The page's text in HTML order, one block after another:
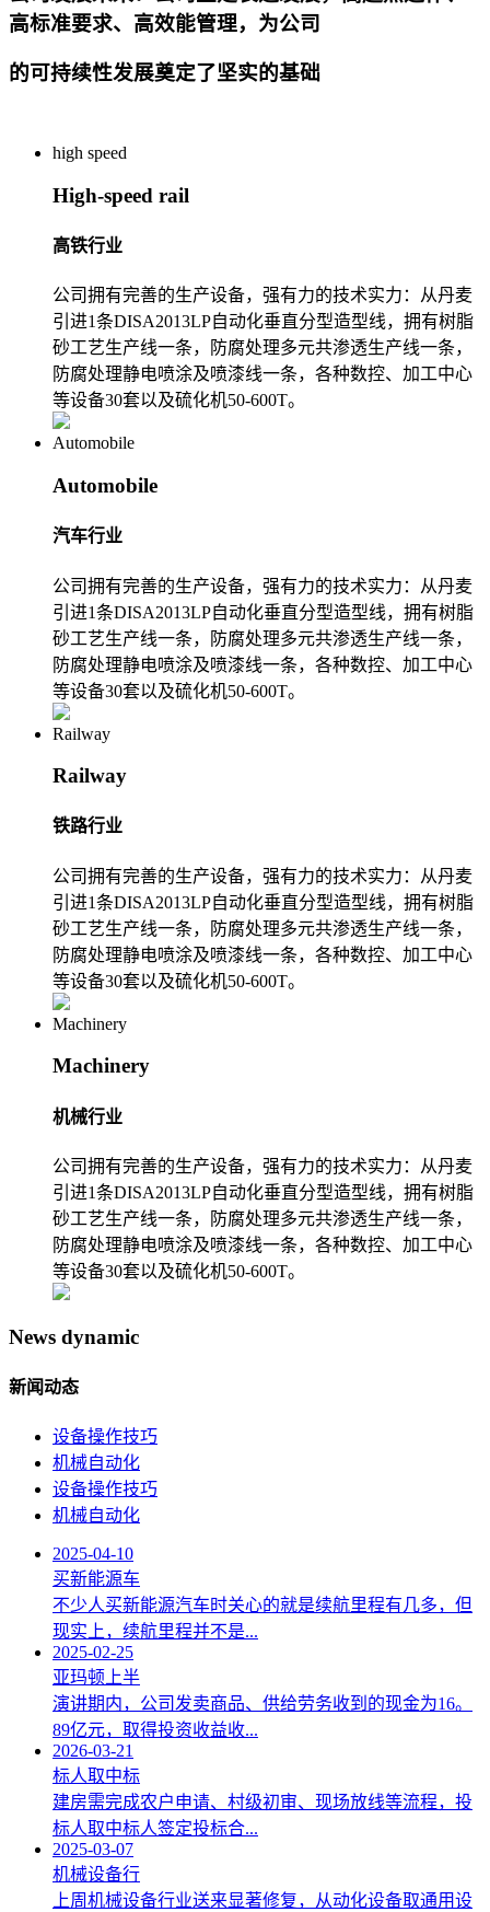
高标准要求、高效能管理，为公司
的可持续性发展奠定了坚实的基础
high speed
High-speed rail
高铁行业
公司拥有完善的生产设备，强有力的技术实力：从丹麦
引进1条DISA2013LP自动化垂直分型造型线，拥有树脂
砂工艺生产线一条，防腐处理多元共渗透生产线一条，
防腐处理静电喷涂及喷漆线一条，各种数控、加工中心
等设备30套以及硫化机50-600T。
Automobile
Automobile
汽车行业
公司拥有完善的生产设备，强有力的技术实力：从丹麦
引进1条DISA2013LP自动化垂直分型造型线，拥有树脂
砂工艺生产线一条，防腐处理多元共渗透生产线一条，
防腐处理静电喷涂及喷漆线一条，各种数控、加工中心
等设备30套以及硫化机50-600T。
Railway
Railway
铁路行业
公司拥有完善的生产设备，强有力的技术实力：从丹麦
引进1条DISA2013LP自动化垂直分型造型线，拥有树脂
砂工艺生产线一条，防腐处理多元共渗透生产线一条，
防腐处理静电喷涂及喷漆线一条，各种数控、加工中心
等设备30套以及硫化机50-600T。
Machinery
Machinery
机械行业
公司拥有完善的生产设备，强有力的技术实力：从丹麦
引进1条DISA2013LP自动化垂直分型造型线，拥有树脂
砂工艺生产线一条，防腐处理多元共渗透生产线一条，
防腐处理静电喷涂及喷漆线一条，各种数控、加工中心
等设备30套以及硫化机50-600T。
News dynamic
新闻动态
设备操作技巧
机械自动化
设备操作技巧
机械自动化
2025-04-10
买新能源车
不少人买新能源汽车时关心的就是续航里程有几多，但
现实上，续航里程并不是...
2025-02-25
亚玛顿上半
演讲期内，公司发卖商品、供给劳务收到的现金为16。
89亿元，取得投资收益收...
2026-03-21
标人取中标
建房需完成农户申请、村级初审、现场放线等流程，投
标人取中标人签定投标合...
2025-03-07
机械设备行
上周机械设备行业送来显著修复，从动化设备取通用设